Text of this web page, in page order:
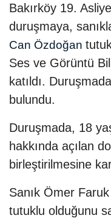
Bakırköy 19.
duruşmaya,
Can Özdoğan
Ses ve Görüntü
katıldı.
bulundu.
Duruşmada, 18
hakkında açılan
birleştirilmesine
Sanık Ömer
tutuklu olduğunu